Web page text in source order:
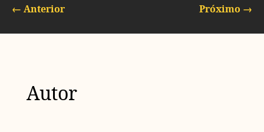
← Anterior Próximo →
Autor